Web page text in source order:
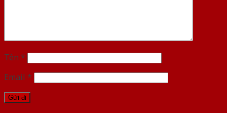
Tên *
Email *